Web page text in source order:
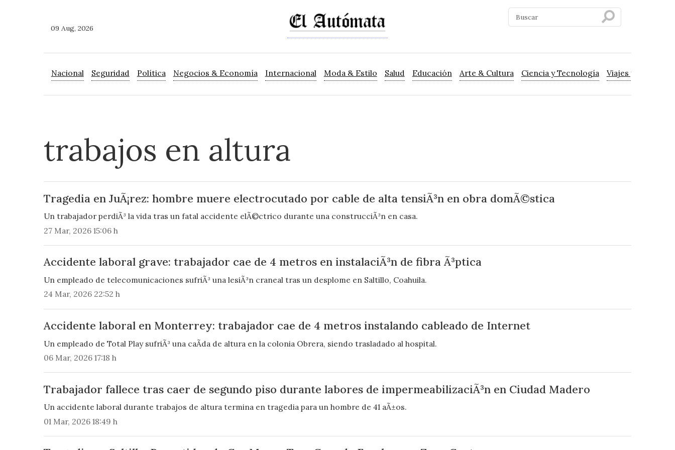
09 Aug, 2026
Nacional Seguridad Política Negocios & Economía Internacional Moda & Estilo Salud Educación Arte & Cultura Ciencia y Tecnología Viajes y Turismo
trabajos en altura
Tragedia en JuÃ¡rez: hombre muere electrocutado por cable de alta tensiÃ³n en obra domÃ©stica
Un trabajador perdiÃ³ la vida tras un fatal accidente elÃ©ctrico durante una construcciÃ³n en casa.
27 Mar, 2026 15:06 h
Accidente laboral grave: trabajador cae de 4 metros en instalaciÃ³n de fibra Ã³ptica
Un empleado de telecomunicaciones sufriÃ³ una lesiÃ³n craneal tras un desplome en Saltillo, Coahuila.
24 Mar, 2026 22:52 h
Accidente laboral en Monterrey: trabajador cae de 4 metros instalando cableado de Internet
Un empleado de Total Play sufriÃ³ una caÃ­da de altura en la colonia Obrera, siendo trasladado al hospital.
06 Mar, 2026 17:18 h
Trabajador fallece tras caer de segundo piso durante labores de impermeabilizaciÃ³n en Ciudad Madero
Un accidente laboral durante trabajos de altura termina en tragedia para un hombre de 41 aÃ±os.
01 Mar, 2026 18:49 h